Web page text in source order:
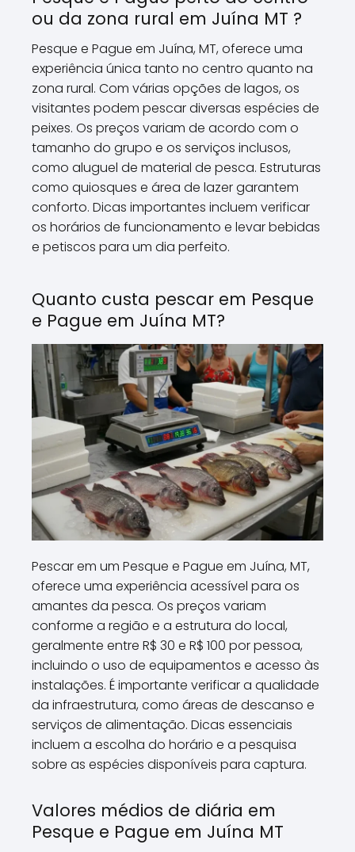
ou da zona rural em Juína MT ?
Pesque e Pague em Juína, MT, oferece uma
experiência única tanto no centro quanto na
zona rural. Com várias opções de lagos, os
visitantes podem pescar diversas espécies de
peixes. Os preços variam de acordo com o
tamanho do grupo e os serviços inclusos,
como aluguel de material de pesca. Estruturas
como quiosques e área de lazer garantem
conforto. Dicas importantes incluem verificar
os horários de funcionamento e levar bebidas
e petiscos para um dia perfeito.
Quanto custa pescar em Pesque
e Pague em Juína MT?
Pescar em um Pesque e Pague em Juína, MT,
oferece uma experiência acessível para os
amantes da pesca. Os preços variam
conforme a região e a estrutura do local,
geralmente entre R$ 30 e R$ 100 por pessoa,
incluindo o uso de equipamentos e acesso às
instalações. É importante verificar a qualidade
da infraestrutura, como áreas de descanso e
serviços de alimentação. Dicas essenciais
incluem a escolha do horário e a pesquisa
sobre as espécies disponíveis para captura.
Valores médios de diária em
Pesque e Pague em Juína MT